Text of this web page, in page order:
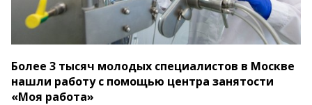
Более 3 тысяч молодых специалистов в Москве
нашли работу с помощью центра занятости
«Моя работа»